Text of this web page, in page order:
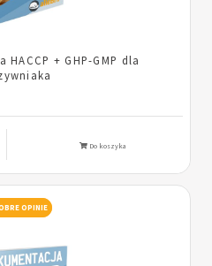
+ GHP-GMP dla
Do koszyka
OPINIE